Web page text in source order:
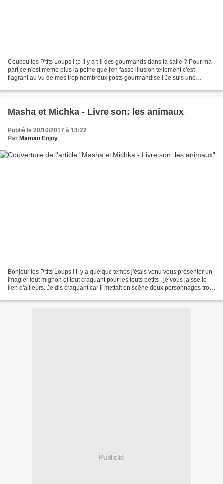
Coucou les P'tits Loups ! :p Il y a t-il des gourmands dans la salle ? Pour ma
part ce n'est même plus la peine que j'en fasse illusion tellement c'est
flagrant au vu de mes trop nombreux posts gourmandise ! Je suis une
Masha et Michka - Livre son: les animaux
Publié le 20/10/2017 à 13:22
Par Maman Enjoy
Bonjour les P'tits Loups ! Il y a quelque temps j'étais venu vous présenter un
imagier tout mignon et tout craquant pour les touts petits , je vous laisse le
lien d'ailleurs. Je dis craquant car il mettait en scène deux personnages trop
Publicité